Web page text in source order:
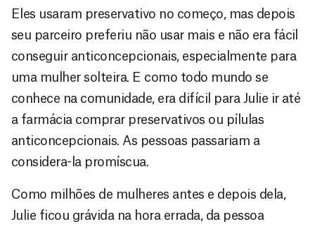
Eles usaram preservativo no começo, mas depois
seu parceiro preferiu não usar mais e não era fácil
conseguir anticoncepcionais, especialmente para
uma mulher solteira. E como todo mundo se
conhece na comunidade, era difícil para Julie ir até
a farmácia comprar preservativos ou pílulas
anticoncepcionais. As pessoas passariam a
considera-la promíscua.
Como milhões de mulheres antes e depois dela,
Julie ficou grávida na hora errada, da pessoa